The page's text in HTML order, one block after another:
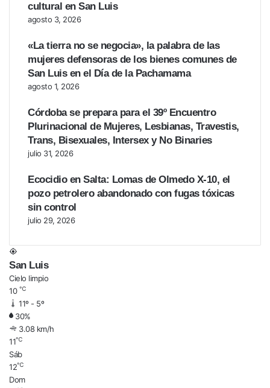
cultural en San Luis
agosto 3, 2026
«La tierra no se negocia», la palabra de las
mujeres defensoras de los bienes comunes de
San Luis en el Día de la Pachamama
agosto 1, 2026
Córdoba se prepara para el 39º Encuentro
Plurinacional de Mujeres, Lesbianas, Travestis,
Trans, Bisexuales, Intersex y No Binaries
julio 31, 2026
Ecocidio en Salta: Lomas de Olmedo X-10, el
pozo petrolero abandonado con fugas tóxicas
sin control
julio 29, 2026
San Luis
Cielo limpio
10 ℃
11º - 5º
30%
3.08 km/h
11℃
Sáb
12℃
Dom